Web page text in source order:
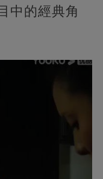
中的經典角